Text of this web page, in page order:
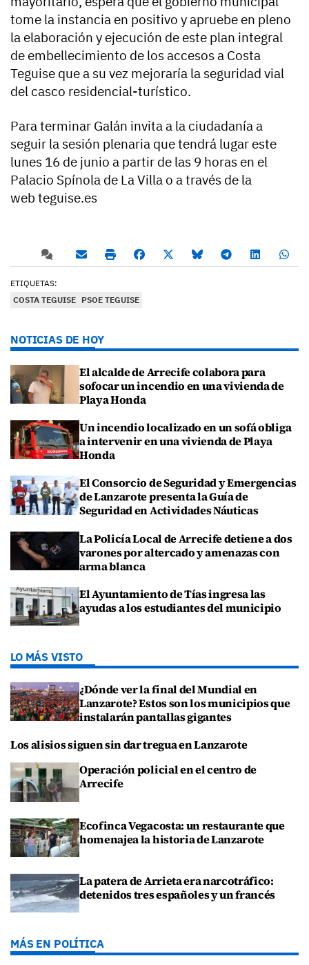
tome la instancia en positivo y apruebe en pleno
la elaboración y ejecución de este plan integral
de embellecimiento de los accesos a Costa
Teguise que a su vez mejoraría la seguridad vial
del casco residencial-turístico.
Para terminar Galán invita a la ciudadanía a
seguir la sesión plenaria que tendrá lugar este
lunes 16 de junio a partir de las 9 horas en el
Palacio Spínola de La Villa o a través de la
web teguise.es
ETIQUETAS:
COSTA TEGUISE PSOE TEGUISE
NOTICIAS DE HOY
El alcalde de Arrecife colabora para
sofocar un incendio en una vivienda de
Playa Honda
Un incendio localizado en un sofá obliga
a intervenir en una vivienda de Playa
Honda
El Consorcio de Seguridad y Emergencias
de Lanzarote presenta la Guía de
Seguridad en Actividades Náuticas
La Policía Local de Arrecife detiene a dos
varones por altercado y amenazas con
arma blanca
El Ayuntamiento de Tías ingresa las
ayudas a los estudiantes del municipio
LO MÁS VISTO
¿Dónde ver la final del Mundial en
Lanzarote? Estos son los municipios que
instalarán pantallas gigantes
Los alisios siguen sin dar tregua en Lanzarote
Operación policial en el centro de
Arrecife
Ecofinca Vegacosta: un restaurante que
homenajea la historia de Lanzarote
La patera de Arrieta era narcotráfico:
detenidos tres españoles y un francés
MÁS EN POLÍTICA